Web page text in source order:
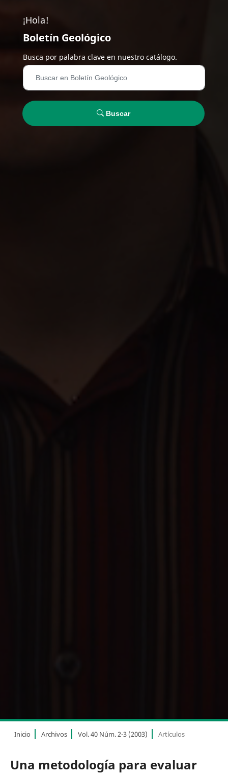
¡Hola!
Boletín Geológico
Busca por palabra clave en nuestro catálogo.
Buscar
Inicio Archivos Vol. 40 Núm. 2-3 (2003) Artículos
Una metodología para evaluar